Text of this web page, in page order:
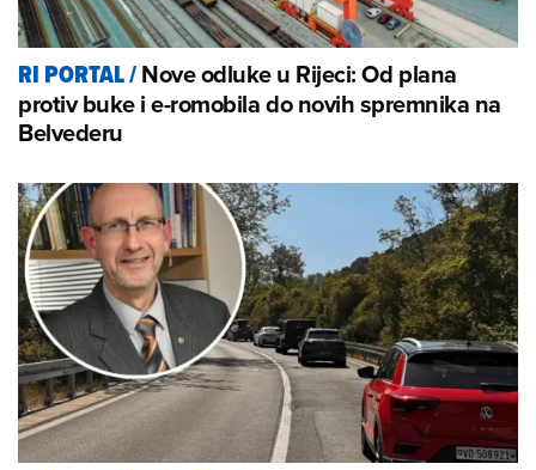
RI PORTAL/Nove odluke u Rijeci: Od plana
protiv buke i e-romobila do novih spremnika na
Belvederu